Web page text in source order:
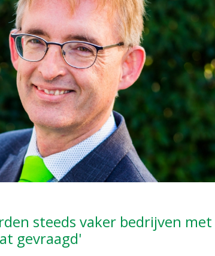
steeds vaker bedrijven met
gevraagd'